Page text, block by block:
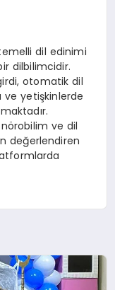
dil edinimi
dilbilimcidir.
otomatik dil
ve yetişkinlerde
ve dil
değerlendiren